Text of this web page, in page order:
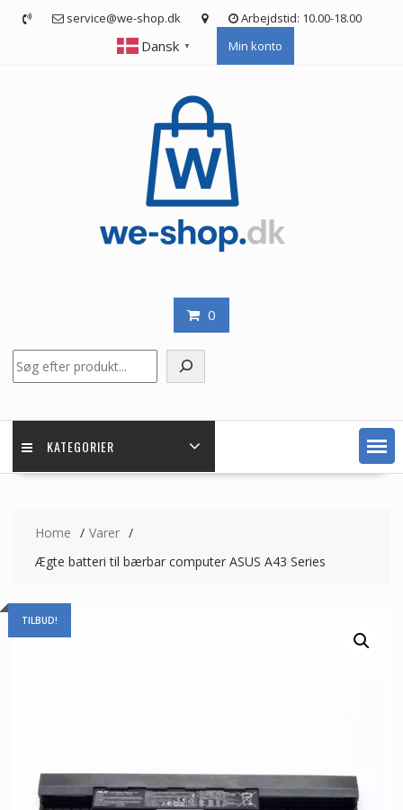
service@we-shop.dk Arbejdstid: 10.00-18.00
Dansk ▼ Min konto
0
KATEGORIER
Home
Varer
Ægte batteri til bærbar computer ASUS A43 Series
TILBUD!